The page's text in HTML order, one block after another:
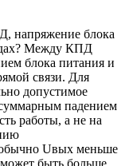
напряжение блока
Между КПД
блока питания и
связи. Для
допустимое
падением
работы, а не на
Uвых меньше
быть больше